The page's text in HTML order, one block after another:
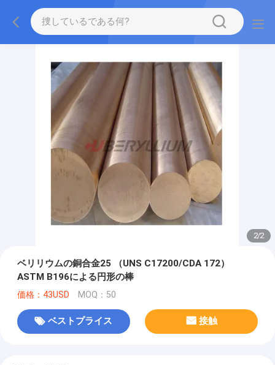
2/2
ベリリウムの銅合金25 （UNS C17200/CDA 172）
ASTM B196による円形の棒
価格：43USD MOQ：50
ベストプライス 接触